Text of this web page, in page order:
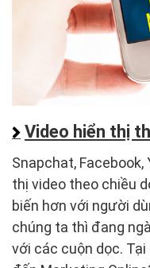
Video hiển thị
Snapchat,
thị video theo chiều
biến hơn với người
chúng ta thì đang
với các cuộn dọc.